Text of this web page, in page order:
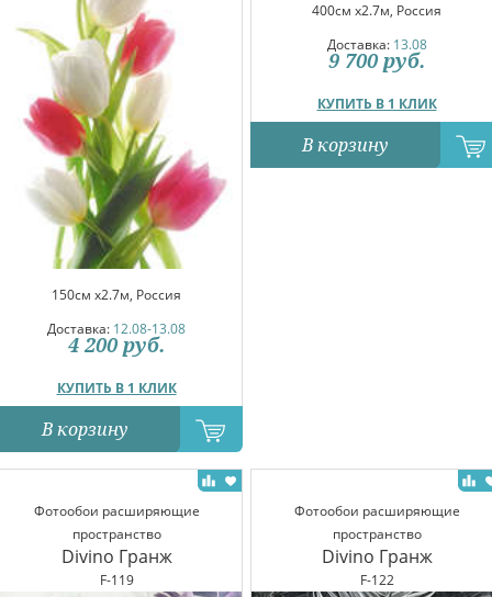
150см x2.7м, Россия
Доставка: 12.08-13.08
КУПИТЬ В 1 КЛИК
4 200 руб.
В корзину
400см x2.7м, Россия
Доставка: 13.08
КУПИТЬ В 1 КЛИК
9 700 руб.
В корзину
Фотообои расширяющие
пространство
Divino Гранж
F-119
Фотообои расширяющие
пространство
Divino Гранж
F-122